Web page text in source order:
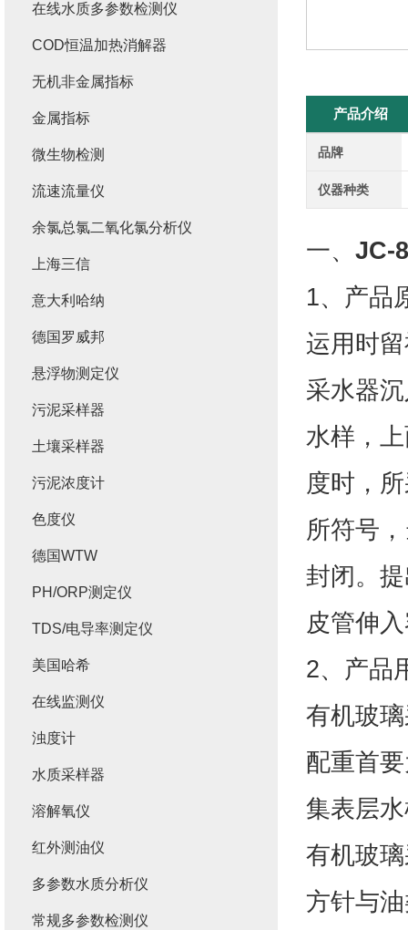
产品介绍
品牌
仪器种类
一、 JC-
1、产品
运用时
采水器
水样，
度时，
所符号
封闭。
皮管伸
2、产品
有机玻
配重首
集表层
有机玻
方针与
在线水质多参数检测仪
COD恒温加热消解器
无机非金属指标
金属指标
微生物检测
流速流量仪
余氯总氯二氧化氯分析仪
上海三信
意大利哈纳
德国罗威邦
悬浮物测定仪
污泥采样器
土壤采样器
污泥浓度计
色度仪
德国WTW
PH/ORP测定仪
TDS/电导率测定仪
美国哈希
在线监测仪
浊度计
水质采样器
溶解氧仪
红外测油仪
多参数水质分析仪
常规多参数检测仪